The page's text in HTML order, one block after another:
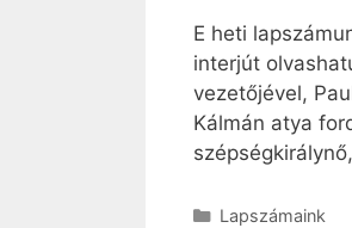
E heti
interjút
vezetőjével,
Kálmán atya
Kategória
Lapszámaink